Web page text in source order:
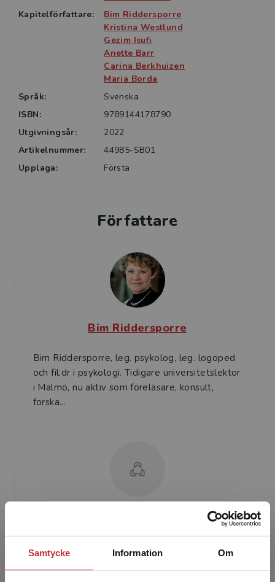
Samtycke Information Om
Avslutningsvis diskuterar boken hur man kan förstå
människans förhållande till jorden, med en jämförelse
mellan västerländsk kultur och tre urfolkskulturer.
Boken vänder sig till blivande förskollärare samt
yrkesverksamma på olika nivåer inom förskolan.
Kapitelförfattare:
Bim Riddersporre
Kristina Westlund
Gezim Isufi
Anette Barr
Carina Berkhuizen
Maria Borda
Språk:
Svenska
ISBN:
9789144178790
Utgivningsår:
2022
Artikelnummer:
44985-SB01
Upplaga:
Första
Författare
Bim Riddersporre
Bim Riddersporre, leg. psykolog, leg. logoped
och fil.dr i psykologi. Tidigare universitetslektor
i Malmö, nu aktiv som föreläsare, konsult,
forska...
Kristina Westlund är förskollärare och arbetar
som kvalitetsstödjare på förskoleförvaltningen